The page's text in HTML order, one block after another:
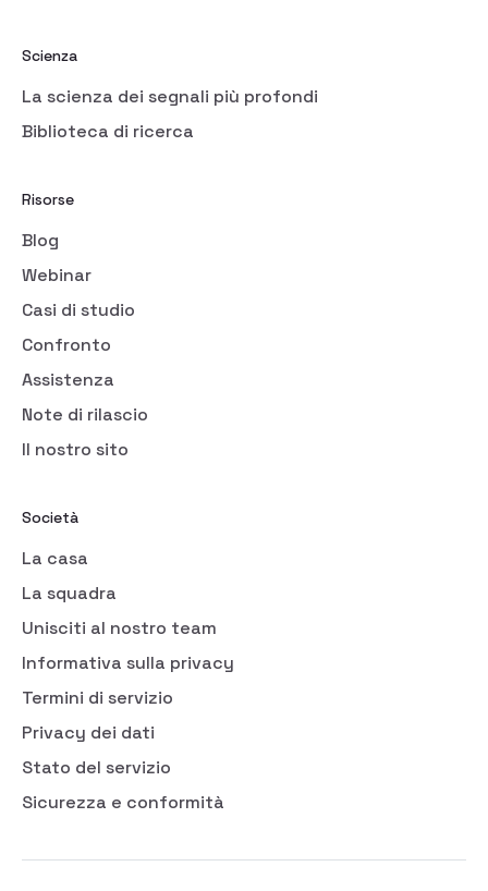
Scienza
La scienza dei segnali più profondi
Biblioteca di ricerca
Risorse
Blog
Webinar
Casi di studio
Confronto
Assistenza
Note di rilascio
Il nostro sito
Società
La casa
La squadra
Unisciti al nostro team
Informativa sulla privacy
Termini di servizio
Privacy dei dati
Stato del servizio
Sicurezza e conformità